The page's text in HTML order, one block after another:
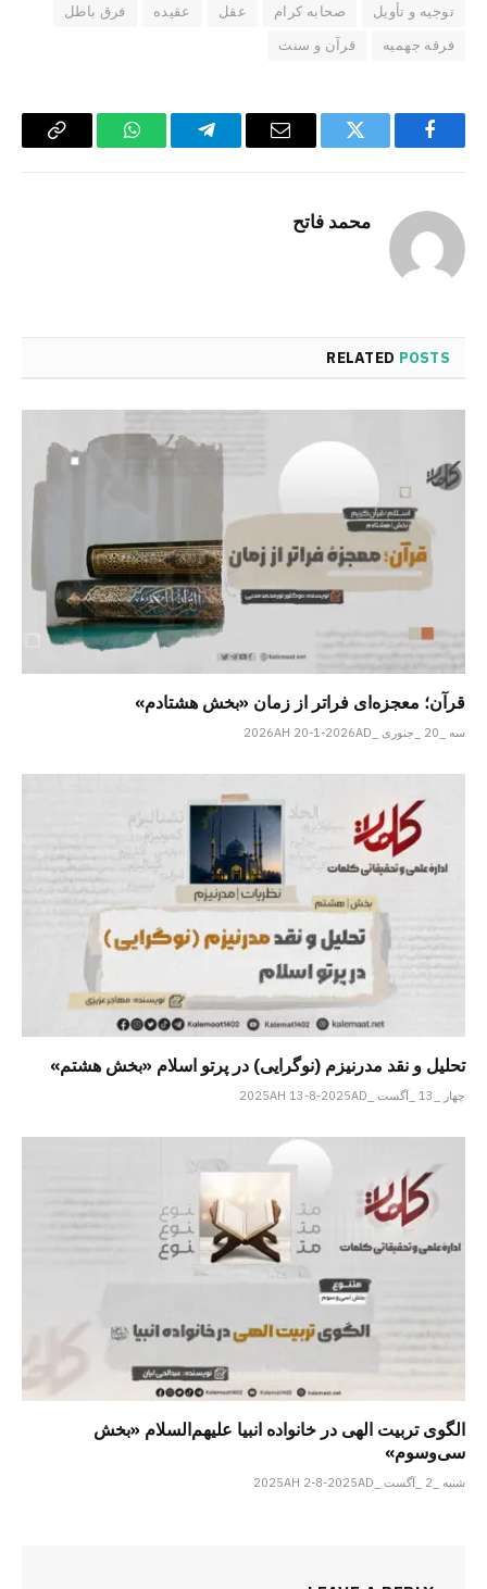
توجیه و تأویل صحابه کرام عقل عقیده
فرق باطل
فرقه جهمیه
قرآن و سنت
Facebook
Twitter
Email
Telegram
WhatsApp
Copy
محمد فاتح
RELATED POSTS
قرآن؛ معجزه‌ای فراتر از زمان «بخش هشتادم»
سه _20 _جنوری _2026AH 20-1-2026AD
تحلیل و نقد مدرنیزم (نوگرایی) در پرتو اسلام «بخش هشتم»
چهار _13 _آگست _2025AH 13-8-2025AD
الگوی تربیت الهی در خانواده انبیا‌‌ علیهم‌السلام «بخش
سی‌‌وسوم»
شنبه _2 _آگست _2025AH 2-8-2025AD